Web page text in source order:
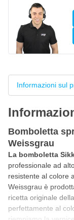
Informazioni sul
Bomboletta
Weissgrau
La bomboletta
professionale ad
resistente al colore
Weissgrau è
ricetta originale
perfettamente al